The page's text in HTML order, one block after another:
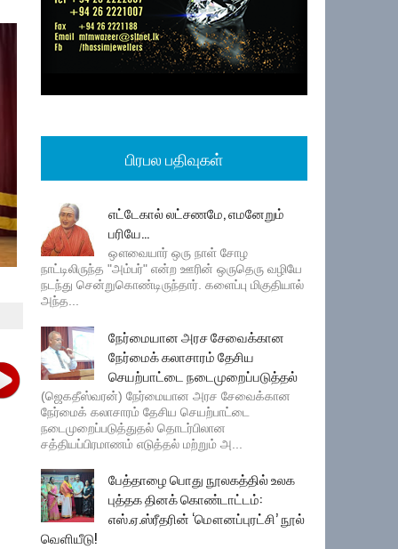
பிரபல பதிவுகள்
எட்டேகால் லட்சணமே, எமனேறும்
பரியே...
ஔவையார் ஒரு நாள் சோழ
நாட்டிலிருந்த "அம்பர்" என்ற ஊரின் ஒருதெரு வழியே
நடந்து சென்றுகொண்டிருந்தார். களைப்பு மிகுதியால்
அந்த...
நேர்மையான அரச சேவைக்கான
நேர்மைக் கலாசாரம் தேசிய
செயற்பாட்டை நடைமுறைப்படுத்தல்
(ஜெகதீஸ்வரன்) நேர்மையான அரச சேவைக்கான
நேர்மைக் கலாசாரம் தேசிய செயற்பாட்டை
நடைமுறைப்படுத்துதல் தொடர்பிலான
சத்தியப்பிரமாணம் எடுத்தல் மற்றும் அ...
பேத்தாழை பொது நூலகத்தில் உலக
புத்தக தினக் கொண்டாட்டம்:
எஸ்.ஏ.ஸ்ரீதரின் ‘மௌனப்புரட்சி’ நூல்
வெளியீடு!